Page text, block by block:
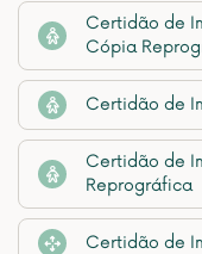
Certidão de
Cópia
Certidão de
Certidão de
Reprográfica
Certidão de